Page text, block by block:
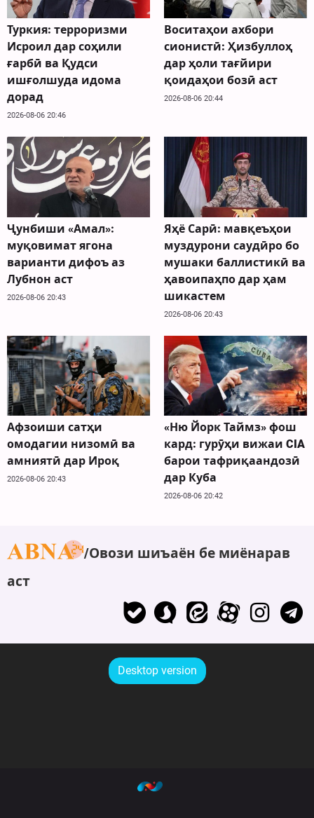
Туркия: терроризми
Исроил дар соҳили
ғарбӣ ва Қудси
ишғолшуда идома
дорад
2026-08-06 20:46
Воситаҳои ахбори
сионистӣ: Ҳизбуллоҳ
дар ҳоли тағйири
қоидаҳои бозӣ аст
2026-08-06 20:44
Ҷунбиши «Амал»:
муқовимат ягона
варианти дифоъ аз
Лубнон аст
2026-08-06 20:43
Яҳё Сарӣ: мавқеъҳои
муздурони саудӣро бо
мушаки баллистикӣ ва
ҳавоипаҳпо дар ҳам
шикастем
2026-08-06 20:43
Афзоиши сатҳи
омодагии низомӣ ва
амниятӣ дар Ироқ
2026-08-06 20:43
«Ню Йорк Таймз» фош
кард: гурӯҳи вижаи CIA
барои тафриқаандозӣ
дар Куба
2026-08-06 20:42
Овози шиъаён бе миёнарав
аст
Desktop version